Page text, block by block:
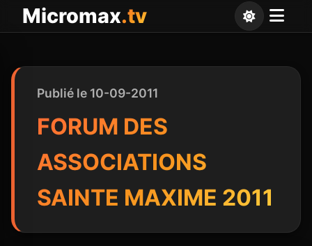
Micromax.tv
Publié le 10-09-2011
FORUM DES
ASSOCIATIONS
SAINTE MAXIME 2011
Panneau de gestion des cookies